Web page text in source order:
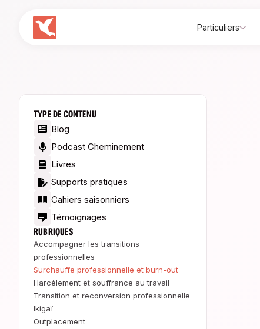
Particuliers
TYPE DE CONTENU
Blog
Podcast Cheminement
Livres
Supports pratiques
Cahiers saisonniers
Témoignages
RUBRIQUES
Accompagner les transitions
professionnelles
Surchauffe professionnelle et burn-out
Harcèlement et souffrance au travail
Transition et reconversion professionnelle
Ikigaï
Outplacement